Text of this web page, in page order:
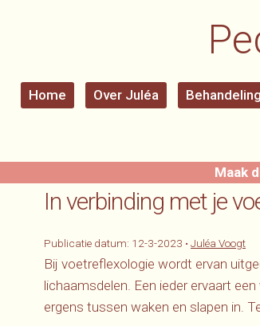
Home Over Juléa
Maak
In verbinding met je
Publicatie datum: 12-3-2023 • Juléa Voogt
Bij voetreflexologie wordt ervan
lichaamsdelen. Een ieder ervaart
ergens tussen waken en slapen in.